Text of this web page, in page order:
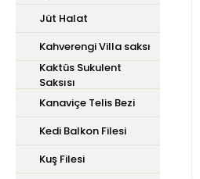
Jüt Halat
Kahverengi Villa saksı
Kaktüs Sukulent
Saksısı
Kanaviçe Telis Bezi
Kedi Balkon Filesi
Kuş Filesi